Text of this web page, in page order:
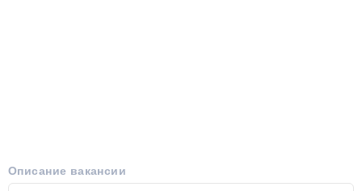
Описание вакансии